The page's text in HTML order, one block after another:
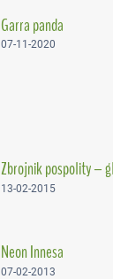
Garra panda
07-11-2020
Zbrojnik pospolity –
13-02-2015
Neon Innesa
07-02-2013